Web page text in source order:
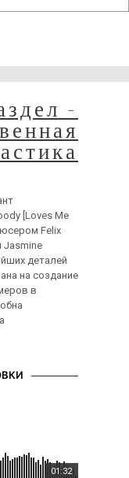
-
[Loves Me
Felix
Jasmine
деталей
на создание
в
01:32